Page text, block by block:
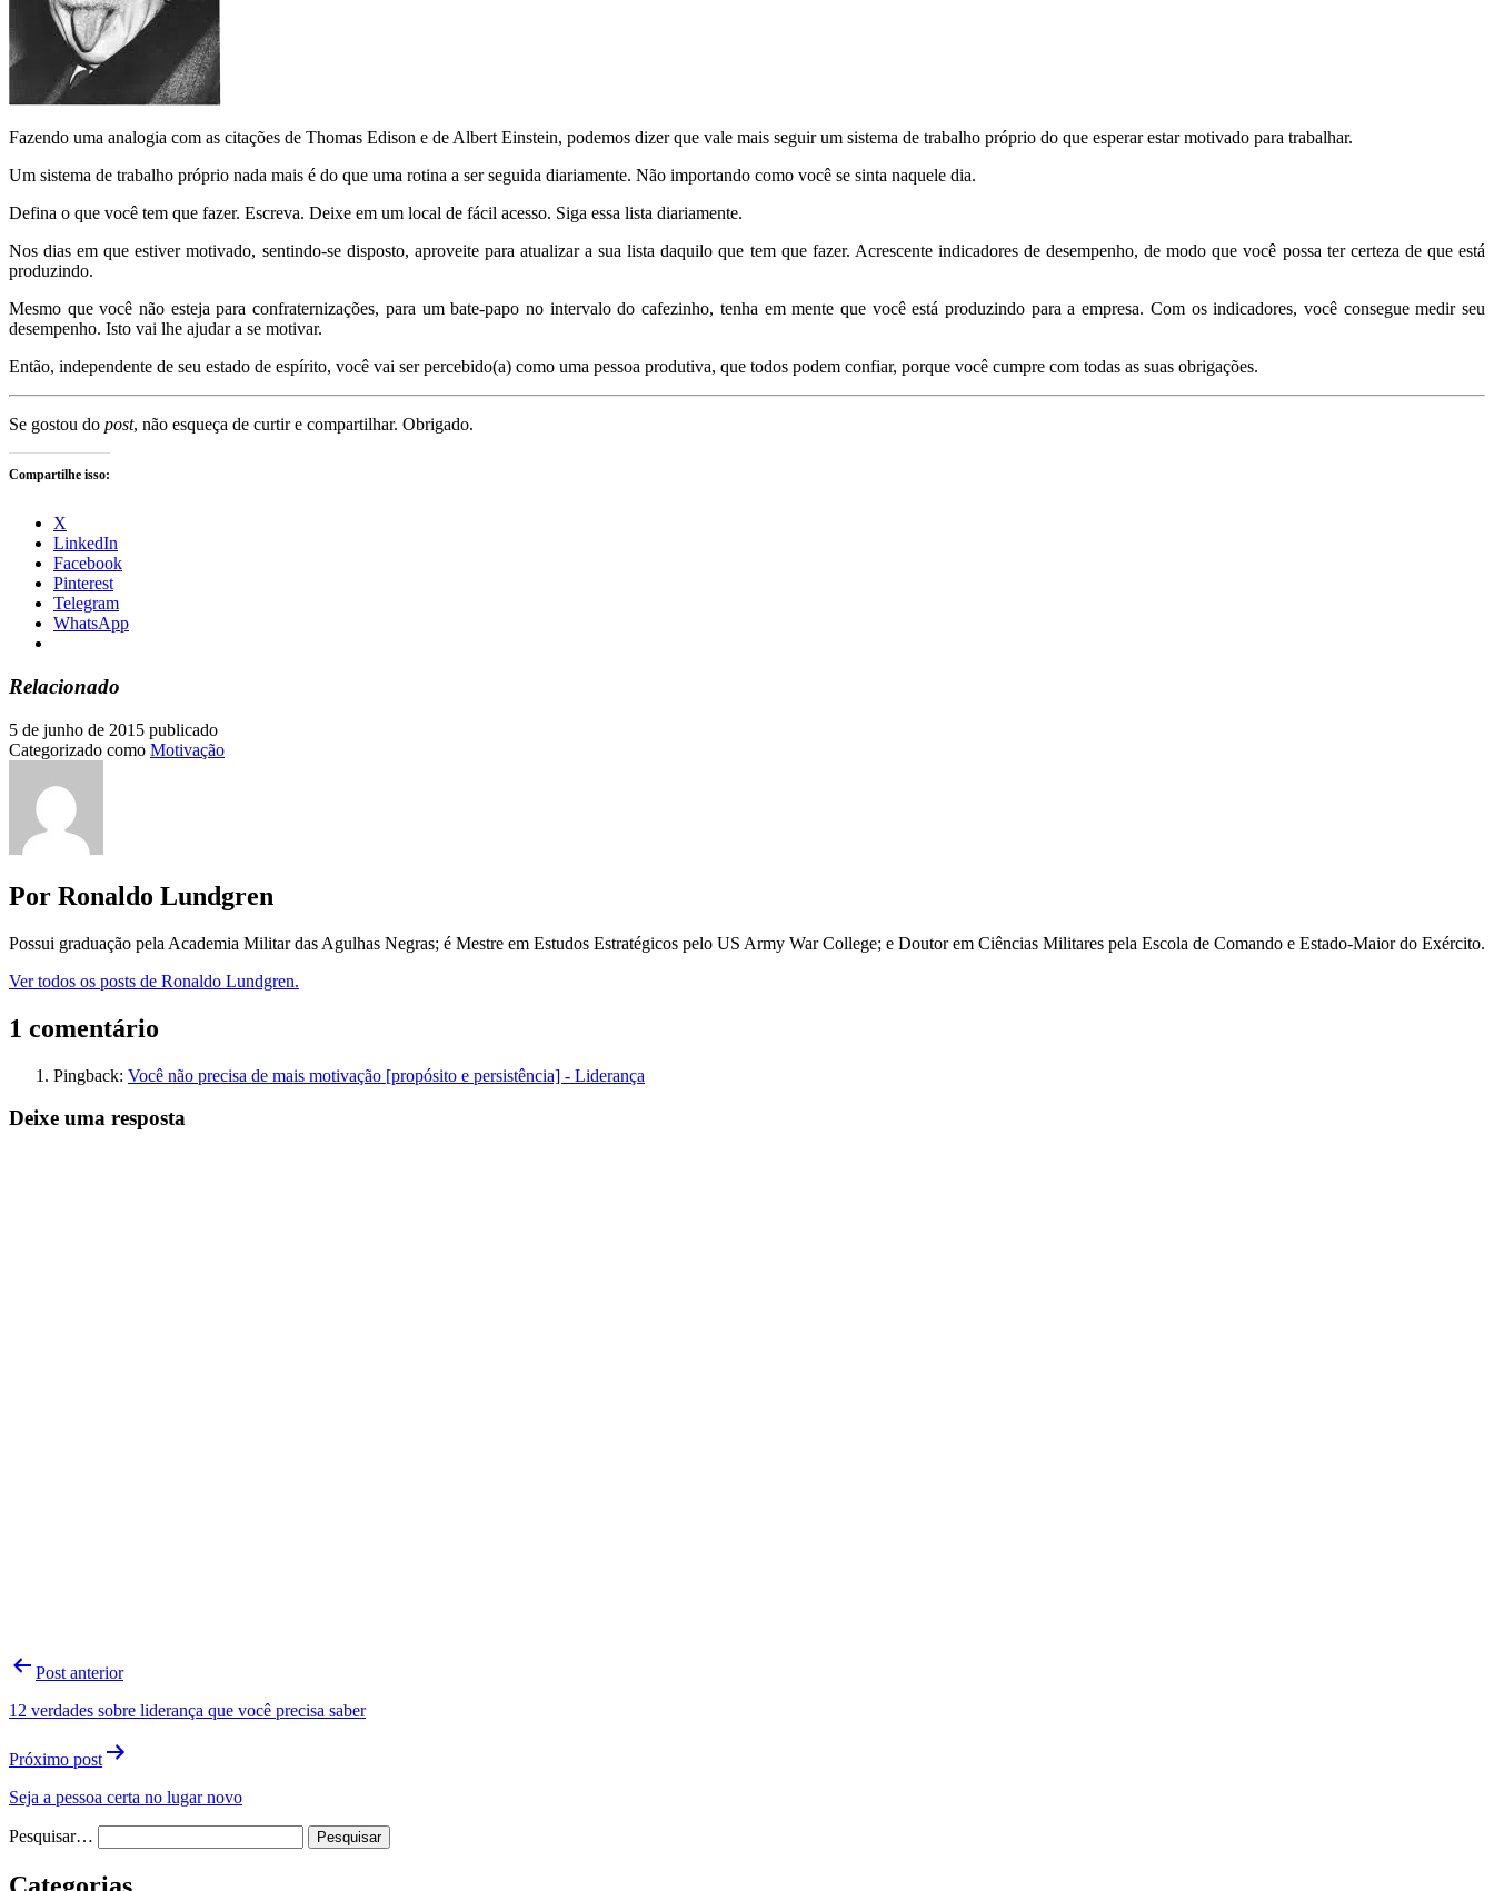
Fazendo uma analogia com as citações de Thomas Edison e de Albert Einstein, podemos dizer que vale mais seguir um sistema de trabalho próprio do que esperar estar motivado para trabalhar.
Um sistema de trabalho próprio nada mais é do que uma rotina a ser seguida diariamente. Não importando como você se sinta naquele dia.
Defina o que você tem que fazer. Escreva. Deixe em um local de fácil acesso. Siga essa lista diariamente.
Nos dias em que estiver motivado, sentindo-se disposto, aproveite para atualizar a sua lista daquilo que tem que fazer. Acrescente indicadores de desempenho, de modo que você possa ter certeza de que está
produzindo.
Mesmo que você não esteja para confraternizações, para um bate-papo no intervalo do cafezinho, tenha em mente que você está produzindo para a empresa. Com os indicadores, você consegue medir seu
desempenho. Isto vai lhe ajudar a se motivar.
Então, independente de seu estado de espírito, você vai ser percebido(a) como uma pessoa produtiva, que todos podem confiar, porque você cumpre com todas as suas obrigações.
Se gostou do post, não esqueça de curtir e compartilhar. Obrigado.
Compartilhe isso:
X
LinkedIn
Facebook
Pinterest
Telegram
WhatsApp
Relacionado
5 de junho de 2015 publicado
Categorizado como Motivação
Por Ronaldo Lundgren
Possui graduação pela Academia Militar das Agulhas Negras; é Mestre em Estudos Estratégicos pelo US Army War College; e Doutor em Ciências Militares pela Escola de Comando e Estado-Maior do Exército.
Ver todos os posts de Ronaldo Lundgren.
1 comentário
Pingback: Você não precisa de mais motivação [propósito e persistência] - Liderança
Deixe uma resposta
Navegação
Post
Post anterior
12 verdades sobre liderança que você precisa saber
Próximo post
Seja a pessoa certa no lugar novo
Pesquisar…